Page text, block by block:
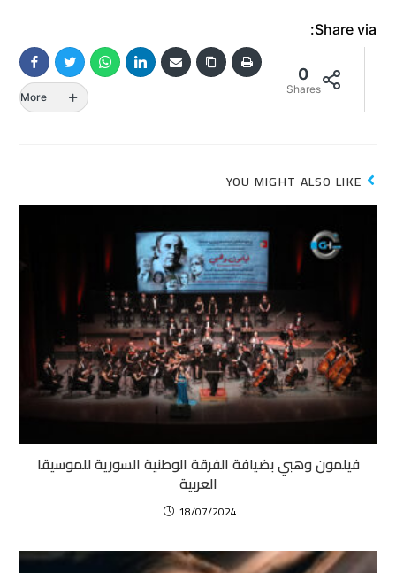
Share via:
0
Shares
More
YOU MIGHT ALSO LIKE
فيلمون وهبي بضيافة الفرقة الوطنية السورية للموسيقا
العربية
18/07/2024